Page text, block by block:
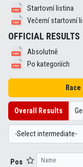
Startovní listina
Večerní startovní
OFFICIAL RESULTS
Absolutně
Po kategoriích
Race
Overall Results
Pos